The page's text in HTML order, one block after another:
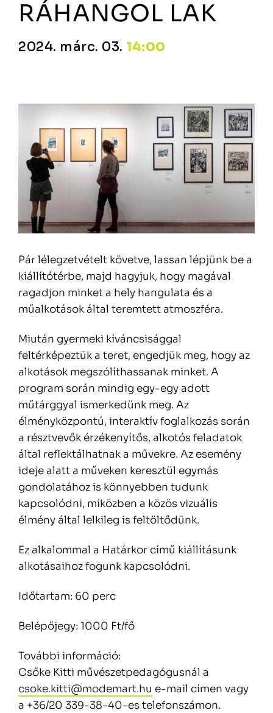
RÁHANGOL LAK
2024. márc. 03. 14:00
Pár lélegzetvételt követve, lassan lépjünk be a
kiállítótérbe, majd hagyjuk, hogy magával
ragadjon minket a hely hangulata és a
műalkotások által teremtett atmoszféra.
Miután gyermeki kíváncsisággal
feltérképeztük a teret, engedjük meg, hogy az
alkotások megszólíthassanak minket. A
program során mindig egy-egy adott
műtárggyal ismerkedünk meg. Az
élményközpontú, interaktív foglalkozás során
a résztvevők érzékenyítős, alkotós feladatok
által reflektálhatnak a művekre. Az esemény
ideje alatt a műveken keresztül egymás
gondolatához is könnyebben tudunk
kapcsolódni, miközben a közös vizuális
élmény által lelkileg is feltöltődünk.
Ez alkalommal a Határkor című kiállításunk
alkotásaihoz fogunk kapcsolódni.
Időtartam: 60 perc
Belépőjegy: 1000 Ft/fő
További információ:
Csőke Kitti művészetpedagógusnál a
csoke.kitti@modemart.hu e-mail címen vagy
a +36/20 339-38-40-es telefonszámon.